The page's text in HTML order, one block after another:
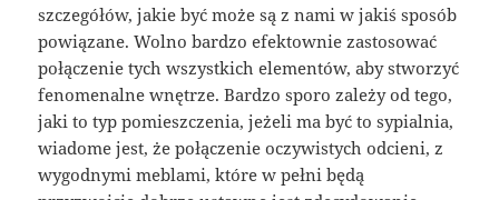
szczegółów, jakie być może są z nami w jakiś sposób
powiązane. Wolno bardzo efektownie zastosować
połączenie tych wszystkich elementów, aby stworzyć
fenomenalne wnętrze. Bardzo sporo zależy od tego,
jaki to typ pomieszczenia, jeżeli ma być to sypialnia,
wiadome jest, że połączenie oczywistych odcieni, z
wygodnymi meblami, które w pełni będą